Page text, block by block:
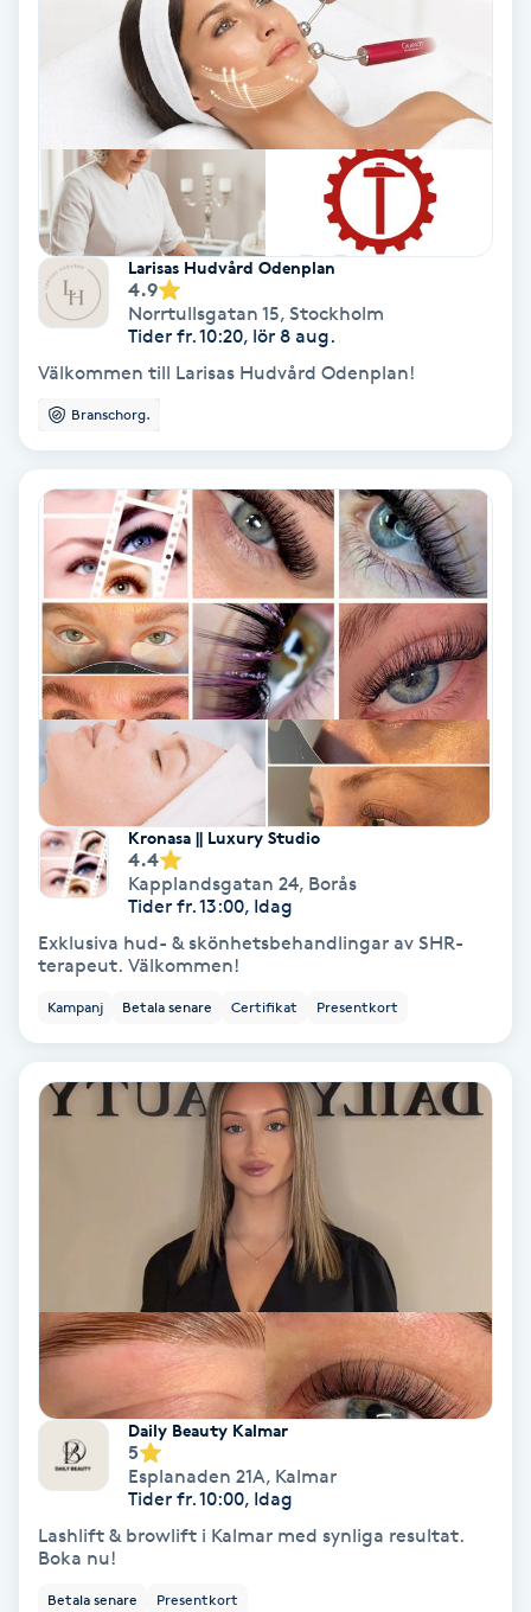
Hårborttagning
Hårbottenbehandling
Hårförlängning
Hårvård
Hälsprickor
Idrottsmassage
IPL hårborttagning
IR-massage
Japansk massage
Katun fransar
Kemisk peeling
Keratinbehandling
Klangmassage
Klippning
Klippning & Slingor
Klippning ungdom
Larisas Hudvård Odenplan
4.9
Norrtullsgatan 15, Stockholm
Tider fr. 10:20, lör 8 aug.
Välkommen till Larisas Hudvård Odenplan!
Branschorg.
Kronasa || Luxury Studio
4.4
Kapplandsgatan 24, Borås
Tider fr. 13:00, Idag
Exklusiva hud- & skönhetsbehandlingar av SHR-
terapeut. Välkommen!
Kampanj Betala senare Certifikat Presentkort
Daily Beauty Kalmar
5
Esplanaden 21A, Kalmar
Tider fr. 10:00, Idag
Lashlift & browlift i Kalmar med synliga resultat.
Boka nu!
Betala senare Presentkort